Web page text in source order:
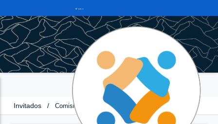
Invitados / Comisión Accidental